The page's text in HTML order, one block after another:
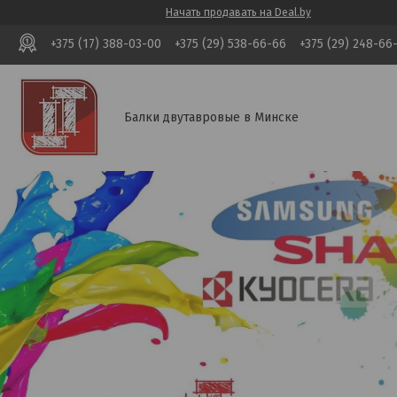
Начать продавать на Deal.by
+375 (17) 388-03-00 +375 (29) 538-66-66 +375 (29) 248-
Балки двутавровые в Минске